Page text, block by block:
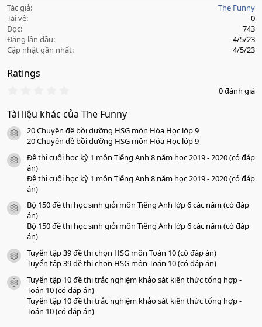
Tác giả
The Funny
Tải về
0
Đọc
743
Đăng lần đầu
4/5/23
Cập nhật gần nhất
4/5/23
Ratings
0
0
s
a
o
0 đánh giá
Tài liệu khác của The Funny
icon tài liệu
20 Chuyên đề bồi dưỡng HSG môn Hóa Học lớp 9
20 Chuyên đề bồi dưỡng HSG môn Hóa Học lớp 9
icon tài liệu
Đề thi cuối học kỳ 1 môn Tiếng Anh 8 năm học 2019 - 2020 (có đáp
án)
Đề thi cuối học kỳ 1 môn Tiếng Anh 8 năm học 2019 - 2020 (có đáp
án)
icon tài liệu
Bộ 150 đề thi học sinh giỏi môn Tiếng Anh lớp 6 các năm (có đáp
án)
Bộ 150 đề thi học sinh giỏi môn Tiếng Anh lớp 6 các năm (có đáp
án)
icon tài liệu
Tuyển tập 39 đề thi chọn HSG môn Toán 10 (có đáp án)
Tuyển tập 39 đề thi chọn HSG môn Toán 10 (có đáp án)
icon tài liệu
Tuyển tập 10 đề thi trắc nghiệm khảo sát kiến thức tổng hợp -
Toán 10 (có đáp án)
Tuyển tập 10 đề thi trắc nghiệm khảo sát kiến thức tổng hợp -
Toán 10 (có đáp án)